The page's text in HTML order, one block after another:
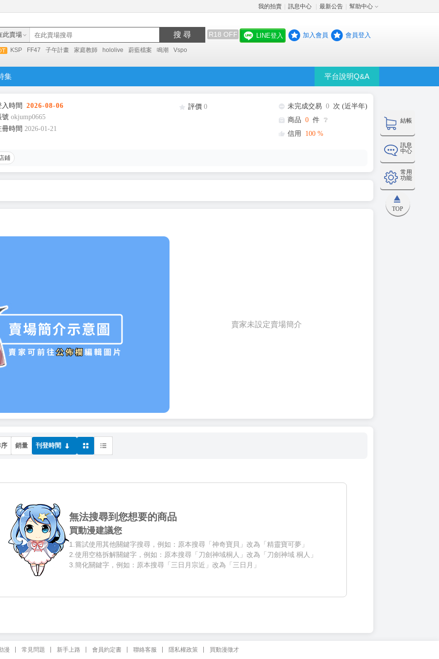
我的拍賣 訊息中心 最新公告 幫助中心
此賣場 搜 尋 R18 OFF
KSP FF47 子午計畫 家庭教師 hololive 蔚藍檔案 鳴潮 Vspo
LINE登入 加入會員 會員登入
集 平台說明Q&A
結帳
訊息
中心
常用
功能
TOP
時間
2026-08-06
號 okjump0665
時間 2026-01-21
評價 0 未完成交易 0 次 (近半年)
商品 0 件 ❔
信用
100 %
鋪
賣家未設定賣場簡介
銷量 刊登時間
無法搜尋到您想要的商品
買動漫建議您
1.嘗試使用其他關鍵字搜尋，例如：原本搜尋「神奇寶貝」改為「精靈寶可夢」
2.使用空格拆解關鍵字，例如：原本搜尋「刀劍神域桐人」改為「刀劍神域 桐人」
3.簡化關鍵字，例如：原本搜尋「三日月宗近」改為「三日月」
漫 常見問題 新手上路 會員約定書 聯絡客服 隱私權政策 買動漫徵才